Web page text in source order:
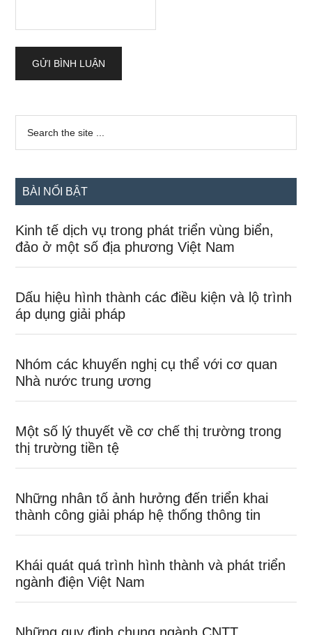
Sidebar
chính
...
BÀI NỔI BẬT
Kinh tế dịch vụ trong phát triển vùng biển,
đảo ở một số địa phương Việt Nam
Dấu hiệu hình thành các điều kiện và lộ trình
áp dụng giải pháp
Nhóm các khuyến nghị cụ thể với cơ quan
Nhà nước trung ương
Một số lý thuyết về cơ chế thị trường trong
thị trường tiền tệ
Những nhân tố ảnh hưởng đến triển khai
thành công giải pháp hệ thống thông tin
Khái quát quá trình hình thành và phát triển
ngành điện Việt Nam